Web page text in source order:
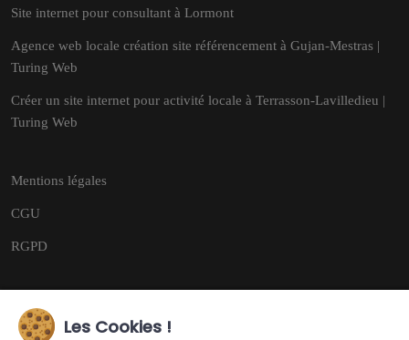
Site internet pour consultant à Lormont
Agence web locale création site référencement à Gujan-Mestras |
Turing Web
Créer un site internet pour activité locale à Terrasson-Lavilledieu |
Turing Web
Mentions légales
CGU
RGPD
Les Cookies !